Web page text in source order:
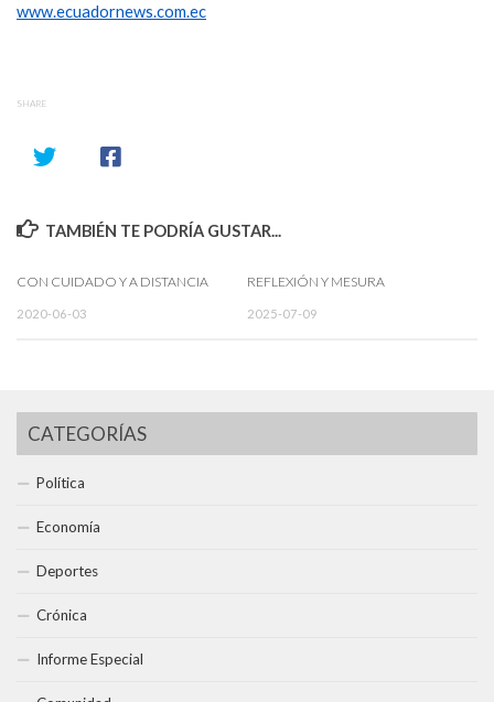
www.ecuadornews.com.ec
SHARE
TAMBIÉN TE PODRÍA GUSTAR...
CON CUIDADO Y A DISTANCIA
2020-06-03
REFLEXIÓN Y MESURA
2025-07-09
CATEGORÍAS
Política
Economía
Deportes
Crónica
Informe Especial